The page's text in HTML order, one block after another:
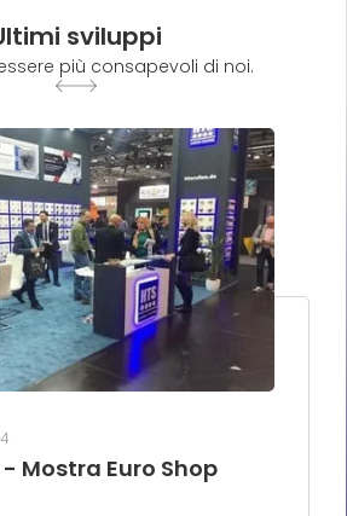
sviluppi
più consapevoli di noi.
Mostra Euro Shop